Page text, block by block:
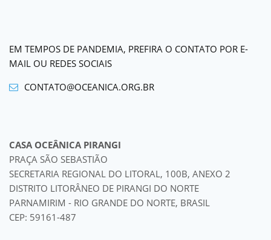
EM TEMPOS DE PANDEMIA, PREFIRA O CONTATO POR E-
MAIL OU REDES SOCIAIS
CONTATO@OCEANICA.ORG.BR
CASA OCEÂNICA PIRANGI
PRAÇA SÃO SEBASTIÃO
SECRETARIA REGIONAL DO LITORAL, 100B, ANEXO 2
DISTRITO LITORÂNEO DE PIRANGI DO NORTE
PARNAMIRIM - RIO GRANDE DO NORTE, BRASIL
CEP: 59161-487